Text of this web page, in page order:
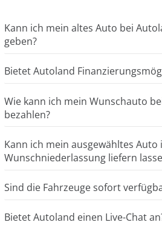
Kann ich mein altes Auto bei
geben?
Bietet Autoland
Wie kann ich mein Wunschauto
bezahlen?
Kann ich mein ausgewähltes Auto
Wunschniederlassung liefern
Sind die Fahrzeuge sofort
Bietet Autoland einen Live-Chat